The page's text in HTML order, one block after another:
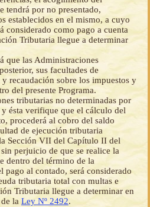
tendrá por no presentado,
establecidos en el mismo, a cuyo
considerado como pago a cuenta
Tributaria llegue a determinar
que las Administraciones
sus facultades de
recaudación sobre los impuestos y
del presente Programa.
tributarias no determinadas por
ésta verifique que el cálculo del
procederá al cobro del saldo
de ejecución tributaria
Sección VII del Capítulo II del
sin perjuicio de que se realice la
dentro del término de la
pago al contado, será considerado
tributaria total con multas e
Tributaria llegue a determinar en
la Ley Nº 2492.